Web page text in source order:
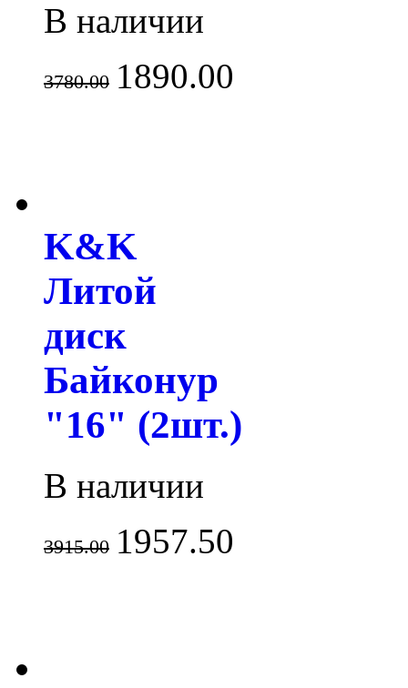
В наличии
3780.00 1890.00
K&K
Литой
диск
Байконур
"16" (2шт.)
В наличии
3915.00 1957.50